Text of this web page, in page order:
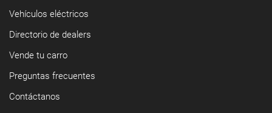
Vehículos eléctricos
Directorio de dealers
Vende tu carro
Preguntas frecuentes
Contáctanos